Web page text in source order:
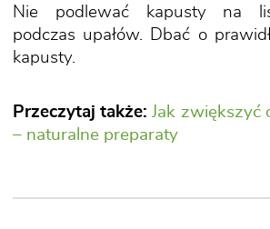
Nie podlewać kapusty na
podczas upałów. Dbać o
kapusty.
Przeczytaj także: Jak zwiększyć
– naturalne preparaty